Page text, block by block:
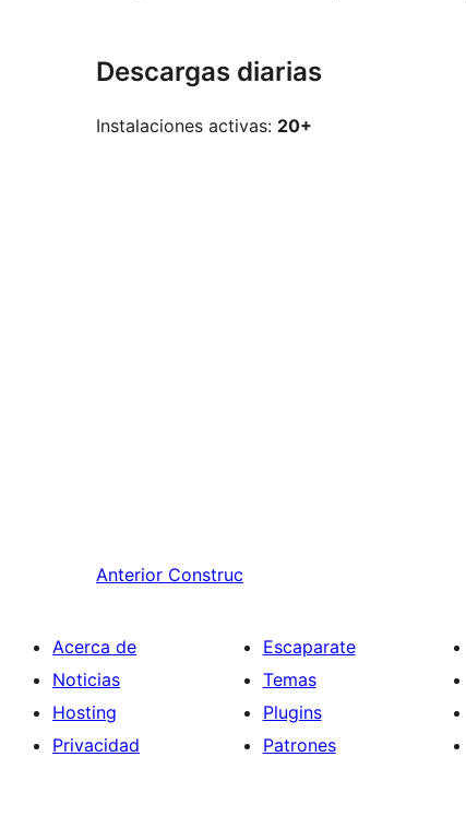
Descargas diarias
Instalaciones activas: 20+
Anterior Construc
Acerca de
Noticias
Hosting
Privacidad
Escaparate
Temas
Plugins
Patrones